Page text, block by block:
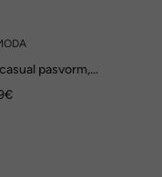
pasvorm,